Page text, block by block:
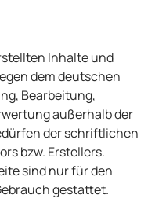
Inhalte und
dem deutschen
Bearbeitung,
außerhalb der
der schriftlichen
bzw. Erstellers.
sind nur für den
gestattet.